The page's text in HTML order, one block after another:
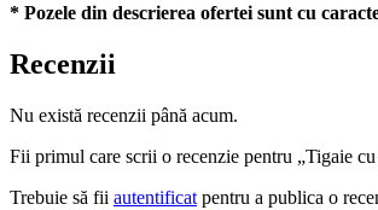
* Pozele din descrierea ofertei sunt cu
Recenzii
Nu există recenzii până acum.
Fii primul care scrii o recenzie pentru „Tigaie
Trebuie să fii autentificat pentru a publica o